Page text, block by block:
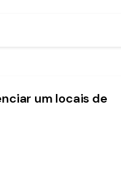
um locais de